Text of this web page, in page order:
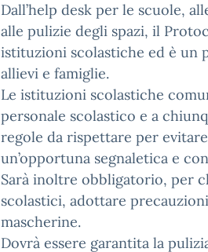
Dall’help desk per le scuole,
alle pulizie degli spazi, il
istituzioni scolastiche ed è un
allievi e famiglie.
Le istituzioni scolastiche
personale scolastico e a
regole da rispettare per
un’opportuna segnaletica e
Sarà inoltre obbligatorio, per
scolastici, adottare
mascherine.
Dovrà essere garantita la